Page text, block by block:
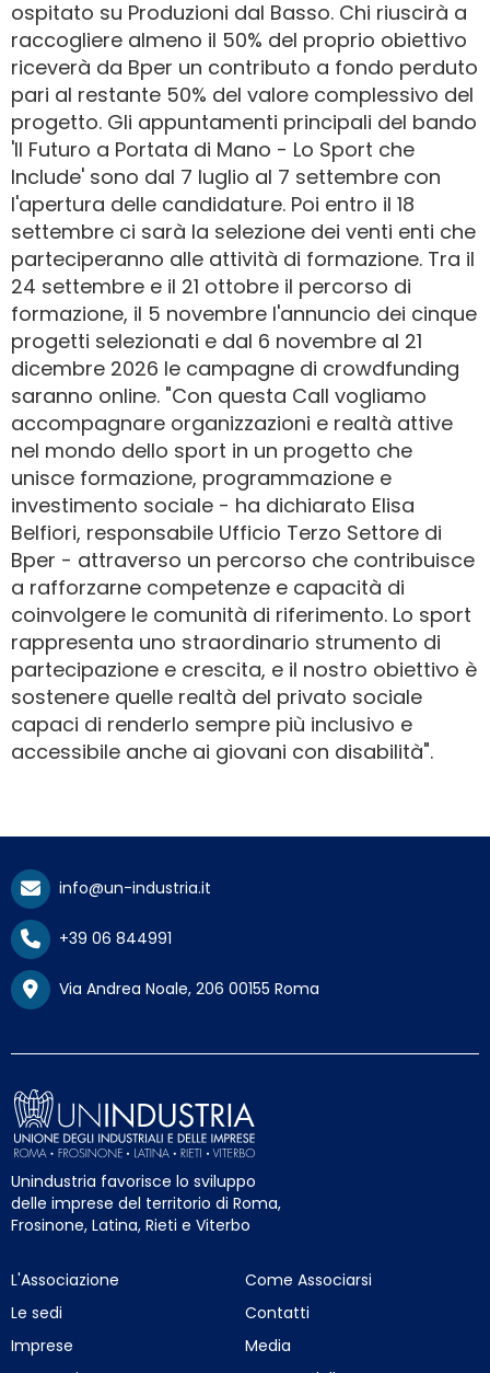
ospitato su Produzioni dal Basso. Chi riuscirà a
raccogliere almeno il 50% del proprio obiettivo
riceverà da Bper un contributo a fondo perduto
pari al restante 50% del valore complessivo del
progetto. Gli appuntamenti principali del bando
'Il Futuro a Portata di Mano - Lo Sport che
Include' sono dal 7 luglio al 7 settembre con
l'apertura delle candidature. Poi entro il 18
settembre ci sarà la selezione dei venti enti che
parteciperanno alle attività di formazione. Tra il
24 settembre e il 21 ottobre il percorso di
formazione, il 5 novembre l'annuncio dei cinque
progetti selezionati e dal 6 novembre al 21
dicembre 2026 le campagne di crowdfunding
saranno online. "Con questa Call vogliamo
accompagnare organizzazioni e realtà attive
nel mondo dello sport in un progetto che
unisce formazione, programmazione e
investimento sociale - ha dichiarato Elisa
Belfiori, responsabile Ufficio Terzo Settore di
Bper - attraverso un percorso che contribuisce
a rafforzarne competenze e capacità di
coinvolgere le comunità di riferimento. Lo sport
rappresenta uno straordinario strumento di
partecipazione e crescita, e il nostro obiettivo è
sostenere quelle realtà del privato sociale
capaci di renderlo sempre più inclusivo e
accessibile anche ai giovani con disabilità".
info@un-industria.it
+39 06 844991
Via Andrea Noale, 206 00155 Roma
Unindustria favorisce lo sviluppo
delle imprese del territorio di Roma,
Frosinone, Latina, Rieti e Viterbo
L'Associazione
Le sedi
Imprese
Come Associarsi
Contatti
Media